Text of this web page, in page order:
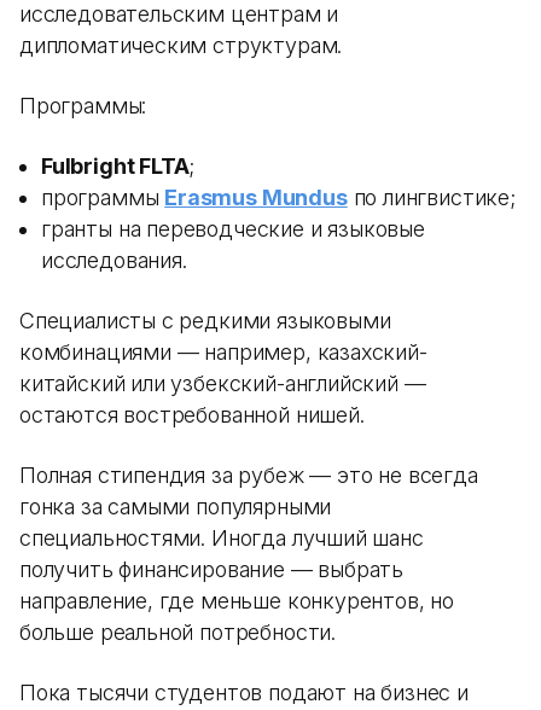
исследовательским центрам и
дипломатическим структурам.
Программы:
Fulbright FLTA;
программы Erasmus Mundusпо лингвистике;
гранты на переводческие и языковые
исследования.
Специалисты с редкими языковыми
комбинациями — например, казахский-
китайский или узбекский-английский —
остаются востребованной нишей.
Полная стипендия за рубеж — это не всегда
гонка за самыми популярными
специальностями. Иногда лучший шанс
получить финансирование — выбрать
направление, где меньше конкурентов, но
больше реальной потребности.
Пока тысячи студентов подают на бизнес и